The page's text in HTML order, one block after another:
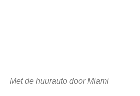
Met de huurauto door Miami